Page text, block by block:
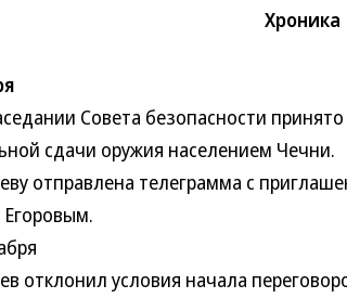
Хроника
Совета безопасности
сдачи оружия населением Чечни.
отправлена телеграмма с
отклонил условия начала